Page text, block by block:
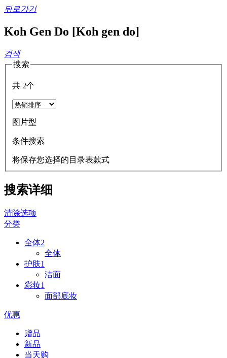
뒤로가기
Koh Gen Do [Koh gen do]
검색
搜索
共 2个
图片型
条件搜索
将保存您选择的目录表款式
搜索详细
清除选项
分类
全体2
全体
护肤1
洁面
彩妆1
面部底妆
优惠
赠品
新品
当天购